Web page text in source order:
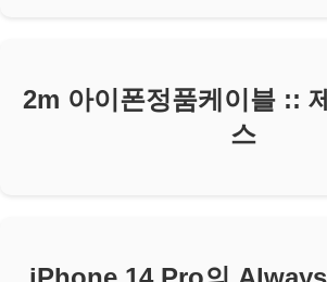
2m 아이폰정품케이블 ::
스